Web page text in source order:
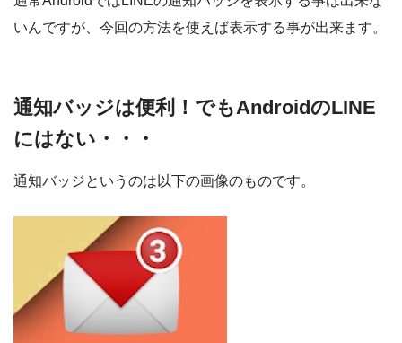
いんですが、今回の方法を使えば表示する事が出来ます。
通知バッジは便利！でもAndroidのLINE
にはない・・・
通知バッジというのは以下の画像のものです。